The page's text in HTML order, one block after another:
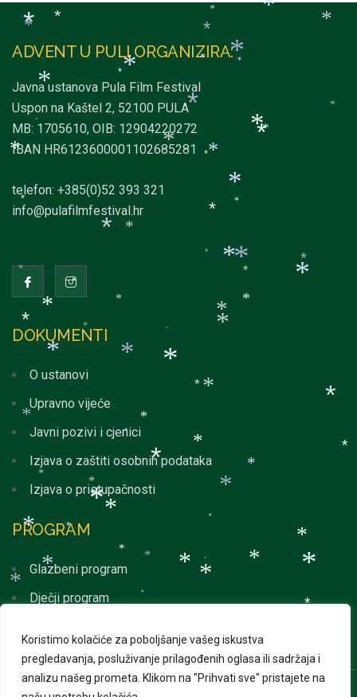
Koristimo kolačiće za poboljšanje vašeg iskustva
pregledavanja, posluživanje prilagođenih oglasa ili sadržaja i
analizu našeg prometa. Klikom na "Prihvati sve" pristajete na
ADVENT U PULI ORGANIZIRA:
Javna ustanova Pula Film Festival
Uspon na Kaštel 2, 52100 PULA
MB: 1705610, OIB: 12904220272
IBAN HR6123600001102685281
telefon: +385(0)52 393 321
info@pulafilmfestival.hr
DOKUMENTI
O ustanovi
Upravno vijeće
Javni pozivi i cjenici
Izjava o zaštiti osobnih podataka
Izjava o pristupačnosti
PROGRAM
Glazbeni program
Dječji program
*
*
*
*
* *
*
*
*
*
*
*
*
*
*
*
*
*
*
*
*
* *
*
*
*
*
*
*
*
*
*
*
*
*
*
*
*
*
*
*
*
*
*
*
*
*
*
*
*
*
*
*
*
*
*
*
*
*
*
*
*
*
*
*
*
*
* *